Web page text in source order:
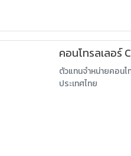
คอนโทรลเลอร์
ตัวแทนจำหน่ายคอนโ
ประเทศไทย